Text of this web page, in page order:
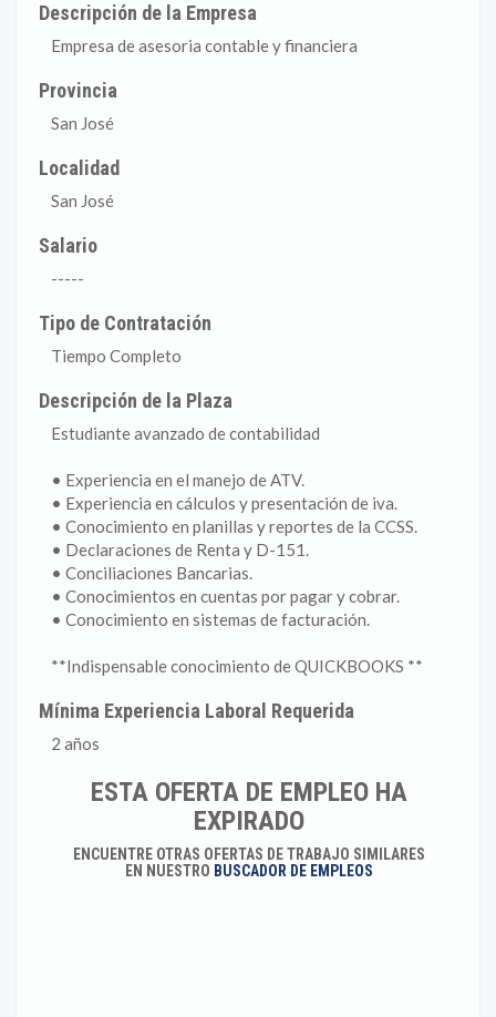
Descripción de la Empresa
Empresa de asesoria contable y financiera
Provincia
San José
Localidad
San José
Salario
-----
Tipo de Contratación
Tiempo Completo
Descripción de la Plaza
Estudiante avanzado de contabilidad
• Experiencia en el manejo de ATV.
• Experiencia en cálculos y presentación de iva.
• Conocimiento en planillas y reportes de la CCSS.
• Declaraciones de Renta y D-151.
• Conciliaciones Bancarias.
• Conocimientos en cuentas por pagar y cobrar.
• Conocimiento en sistemas de facturación.
**Indispensable conocimiento de QUICKBOOKS **
Mínima Experiencia Laboral Requerida
2 años
ESTA OFERTA DE EMPLEO HA
EXPIRADO
ENCUENTRE OTRAS OFERTAS DE TRABAJO SIMILARES
EN NUESTRO BUSCADOR DE EMPLEOS